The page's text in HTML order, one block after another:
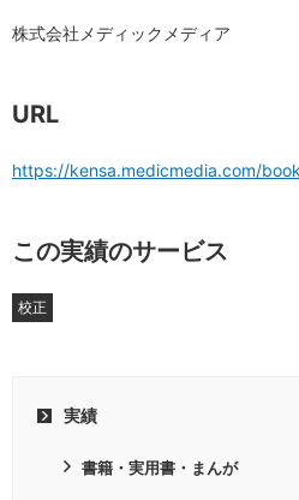
株式会社メディックメディア
URL
https://kensa.medicmedia.com/
この実績のサービス
校正
実績
書籍・実用書・まんが